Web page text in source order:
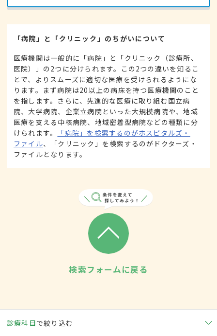
「病院」と「クリニック」のちがいについて
医療機関は一般的に「病院」と「クリニック（診療所、
医院）」の2つに分けられます。この2つの違いを知るこ
とで、よりスムーズに適切な医療を受けられるようにな
ります。まず病院は20以上の病床を持つ医療機関のこと
を指します。さらに、先進的な医療に取り組む国立病
院、大学病院、企業立病院といった大規模病院や、地域
医療を支える中核病院、地域密着型病院などの種類に分
けられます。
「病院」を検索するのがホスピタルズ・
ファイル、「クリニック」を検索するのがドクターズ・
ファイルとなります。
検索フォームに戻る
診療科目で絞り込む